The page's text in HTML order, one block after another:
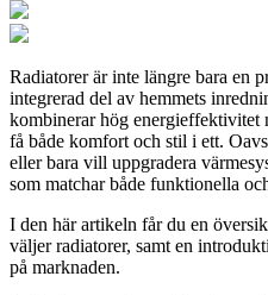
Radiatorer är inte längre bara en
integrerad del av hemmets
kombinerar hög energieffektivitet
få både komfort och stil i ett.
eller bara vill uppgradera
som matchar både funktionella
I den här artikeln får du en
väljer radiatorer, samt en
på marknaden.